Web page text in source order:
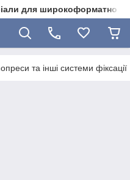
для широкоформатного
та інші системи фіксації